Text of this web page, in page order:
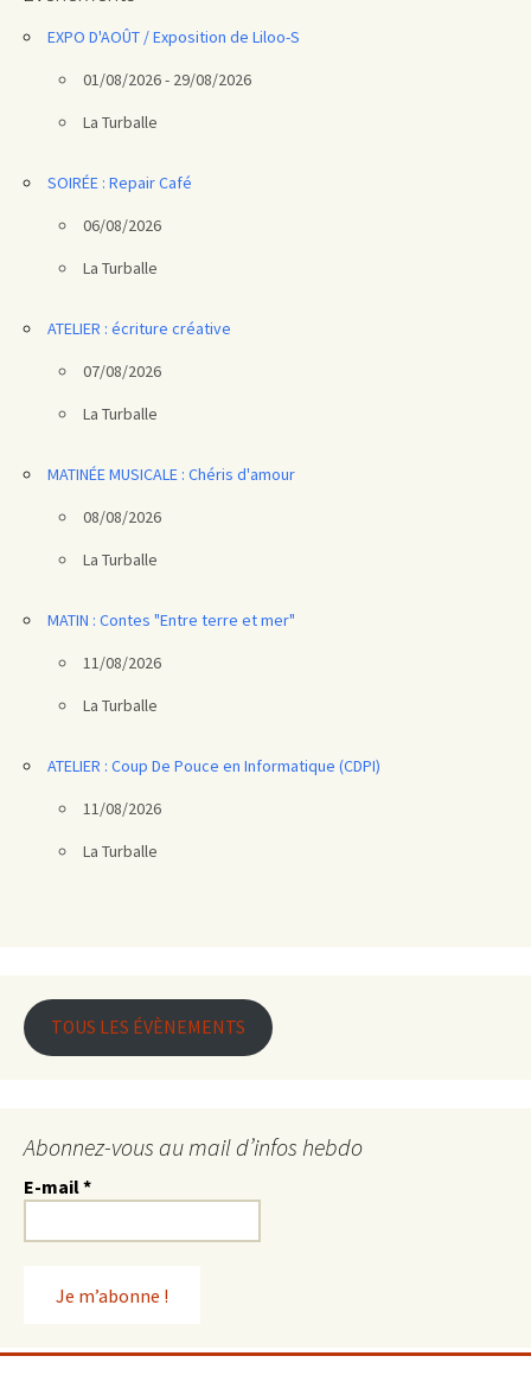
EXPO D'AOÛT / Exposition de Liloo-S
01/08/2026 - 29/08/2026
La Turballe
SOIRÉE : Repair Café
06/08/2026
La Turballe
ATELIER : écriture créative
07/08/2026
La Turballe
MATINÉE MUSICALE : Chéris d'amour
08/08/2026
La Turballe
MATIN : Contes "Entre terre et mer"
11/08/2026
La Turballe
ATELIER : Coup De Pouce en Informatique (CDPI)
11/08/2026
La Turballe
TOUS LES ÉVÈNEMENTS
Abonnez-vous au mail d’infos hebdo
E-mail*